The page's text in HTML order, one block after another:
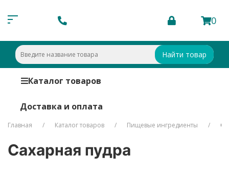
0
Найти товар
Каталог товаров
Доставка и оплата
Главная Каталог товаров Пищевые ингредиенты
Сахарная пудра